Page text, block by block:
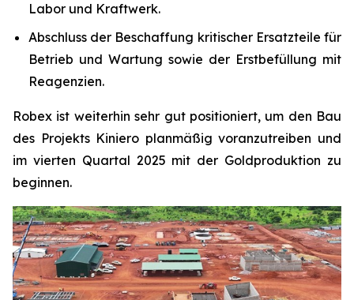
Labor und Kraftwerk.
Abschluss der Beschaffung kritischer Ersatzteile für
Betrieb und Wartung sowie der Erstbefüllung mit
Reagenzien.
Robex ist weiterhin sehr gut positioniert, um den Bau
des Projekts Kiniero planmäßig voranzutreiben und
im vierten Quartal 2025 mit der Goldproduktion zu
beginnen.